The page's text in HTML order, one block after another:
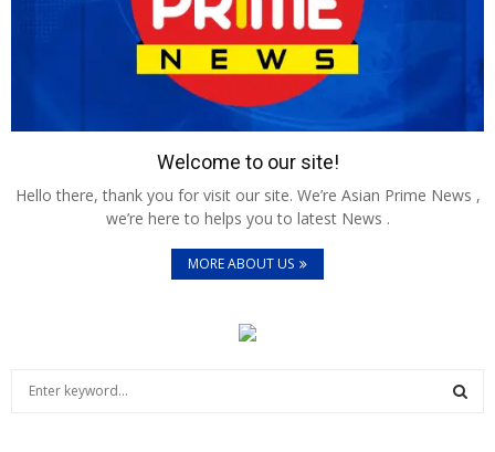
Welcome to our site!
Hello there, thank you for visit our site. We’re Asian Prime News ,
we’re here to helps you to latest News .
MORE ABOUT US